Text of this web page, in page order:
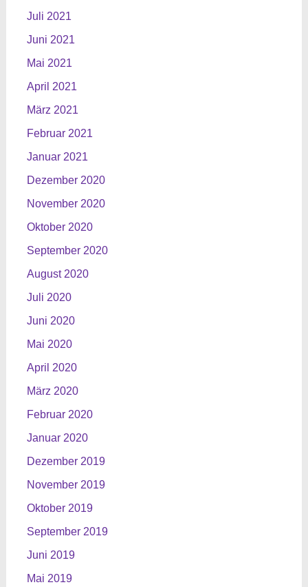
Juli 2021
Juni 2021
Mai 2021
April 2021
März 2021
Februar 2021
Januar 2021
Dezember 2020
November 2020
Oktober 2020
September 2020
August 2020
Juli 2020
Juni 2020
Mai 2020
April 2020
März 2020
Februar 2020
Januar 2020
Dezember 2019
November 2019
Oktober 2019
September 2019
Juni 2019
Mai 2019